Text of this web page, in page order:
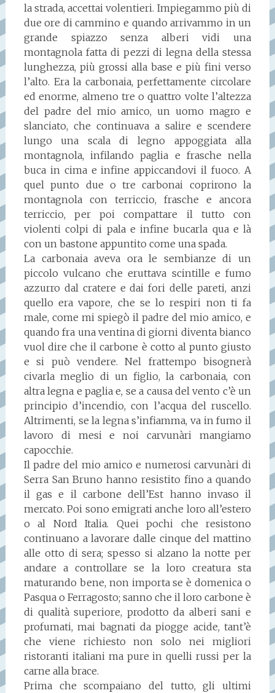
la strada, accettai volentieri. Impiegammo più di
due ore di cammino e quando arrivammo in un
grande spiazzo senza alberi vidi una
montagnola fatta di pezzi di legna della stessa
lunghezza, più grossi alla base e più fini verso
l’alto. Era la carbonaia, perfettamente circolare
ed enorme, almeno tre o quattro volte l’altezza
del padre del mio amico, un uomo magro e
slanciato, che continuava a salire e scendere
lungo una scala di legno appoggiata alla
montagnola, infilando paglia e frasche nella
buca in cima e infine appiccandovi il fuoco. A
quel punto due o tre carbonai coprirono la
montagnola con terriccio, frasche e ancora
terriccio, per poi compattare il tutto con
violenti colpi di pala e infine bucarla qua e là
con un bastone appuntito come una spada.
La carbonaia aveva ora le sembianze di un
piccolo vulcano che eruttava scintille e fumo
azzurro dal cratere e dai fori delle pareti, anzi
quello era vapore, che se lo respiri non ti fa
male, come mi spiegò il padre del mio amico, e
quando fra una ventina di giorni diventa bianco
vuol dire che il carbone è cotto al punto giusto
e si può vendere. Nel frattempo bisognerà
civarla meglio di un figlio, la carbonaia, con
altra legna e paglia e, se a causa del vento c’è un
principio d’incendio, con l’acqua del ruscello.
Altrimenti, se la legna s’infiamma, va in fumo il
lavoro di mesi e noi carvunàri mangiamo
capocchie.
Il padre del mio amico e numerosi carvunàri di
Serra San Bruno hanno resistito fino a quando
il gas e il carbone dell’Est hanno invaso il
mercato. Poi sono emigrati anche loro all’estero
o al Nord Italia. Quei pochi che resistono
continuano a lavorare dalle cinque del mattino
alle otto di sera; spesso si alzano la notte per
andare a controllare se la loro creatura sta
maturando bene, non importa se è domenica o
Pasqua o Ferragosto; sanno che il loro carbone è
di qualità superiore, prodotto da alberi sani e
profumati, mai bagnati da piogge acide, tant’è
che viene richiesto non solo nei migliori
ristoranti italiani ma pure in quelli russi per la
carne alla brace.
Prima che scompaiano del tutto, gli ultimi